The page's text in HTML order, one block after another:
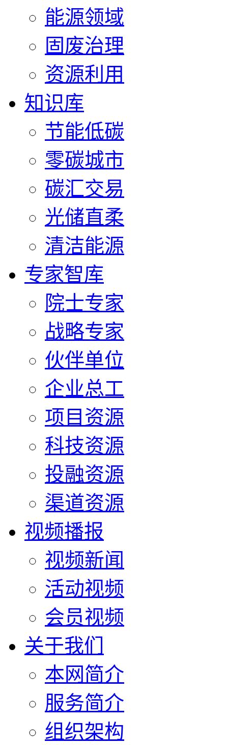
能源领域
固废治理
资源利用
知识库
节能低碳
零碳城市
碳汇交易
光储直柔
清洁能源
专家智库
院士专家
战略专家
伙伴单位
企业总工
项目资源
科技资源
投融资源
渠道资源
视频播报
视频新闻
活动视频
会员视频
关于我们
本网简介
服务简介
组织架构